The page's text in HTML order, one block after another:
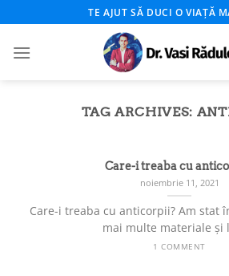
to
content
TE AJUT SĂ DUCI O VIAȚĂ
TAG ARCHIVES:
Care-i treaba cu
noiembrie 11, 2021
Care-i treaba cu anticorpii? Am stat
mai multe materiale și
1 COMMENT